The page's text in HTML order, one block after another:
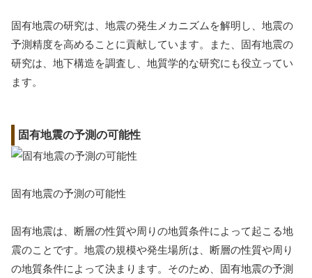
固有地震の研究は、地震の発生メカニズムを解明し、地震の
予測精度を高めることに貢献しています。また、固有地震の
研究は、地下構造を調査し、地質学的な研究にも役立ってい
ます。
固有地震の予測の可能性
固有地震の予測の可能性
固有地震は、断層の性質や周りの地質条件によって起こる地
震のことです。地震の規模や発生場所は、断層の性質や周り
の地質条件によって決まります。そのため、固有地震の予測